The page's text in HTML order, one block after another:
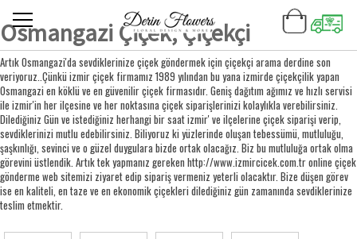
Osmangazi Çiçek, Çiçekçi
Artık Osmangazi'da sevdiklerinize çiçek göndermek için çiçekçi arama derdine son
veriyoruz..Çünkü izmir çiçek firmamız 1989 yılından bu yana izmirde çiçekçilik yapan
Osmangazi en köklü ve en güvenilir çiçek firmasıdır. Geniş dağıtım ağımız ve hızlı servisi
ile izmir'in her ilçesine ve her noktasına çiçek siparişlerinizi kolaylıkla verebilirsiniz.
Dilediğiniz Gün ve istediğiniz herhangi bir saat izmir' ve ilçelerine çiçek siparişi verip,
sevdiklerinizi mutlu edebilirsiniz. Biliyoruz ki yüzlerinde oluşan tebessümü, mutluluğu,
şaşkınlığı, sevinci ve o güzel duygulara bizde ortak olacağız. Biz bu mutluluğa ortak olma
görevini üstlendik. Artık tek yapmanız gereken http://www.izmircicek.com.tr online çiçek
gönderme web sitemizi ziyaret edip sipariş vermeniz yeterli olacaktır. Bize düşen görev
ise en kaliteli, en taze ve en ekonomik çiçekleri dilediğiniz gün zamanında sevdiklerinize
teslim etmektir.